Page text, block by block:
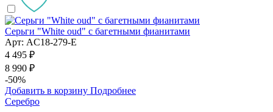
Серьги "White oud" с багетными фианитами
Арт: AC18-279-E
4 495 ₽
8 990 ₽
-50%
Добавить в корзину Подробнее
Серебро